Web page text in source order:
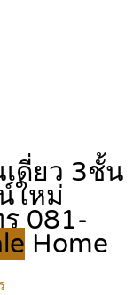
ดี่ยว 3ชั้น
ใหม่
081-
Home